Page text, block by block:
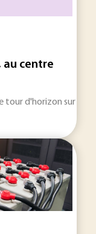
au centre
tour d'horizon sur les